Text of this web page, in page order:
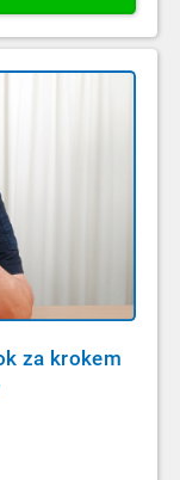
za krokem